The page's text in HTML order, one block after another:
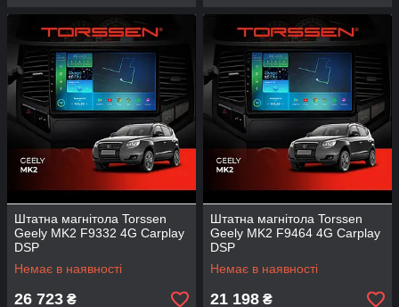
Штатна магнітола Torssen
Geely MK2 F9332 4G Carplay
DSP
Немає в наявності
26 723 ₴
Штатна магнітола Torssen
Geely MK2 F9464 4G Carplay
DSP
Немає в наявності
21 198 ₴